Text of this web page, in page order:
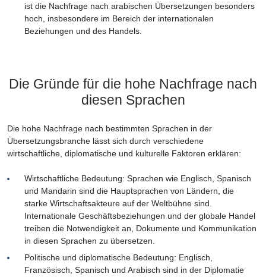
ist die Nachfrage nach arabischen Übersetzungen besonders
hoch, insbesondere im Bereich der internationalen
Beziehungen und des Handels.
Die Gründe für die hohe Nachfrage nach
diesen Sprachen
Die hohe Nachfrage nach bestimmten Sprachen in der
Übersetzungsbranche lässt sich durch verschiedene
wirtschaftliche, diplomatische und kulturelle Faktoren erklären:
Wirtschaftliche Bedeutung: Sprachen wie Englisch, Spanisch
und Mandarin sind die Hauptsprachen von Ländern, die
starke Wirtschaftsakteure auf der Weltbühne sind.
Internationale Geschäftsbeziehungen und der globale Handel
treiben die Notwendigkeit an, Dokumente und Kommunikation
in diesen Sprachen zu übersetzen.
Politische und diplomatische Bedeutung: Englisch,
Französisch, Spanisch und Arabisch sind in der Diplomatie